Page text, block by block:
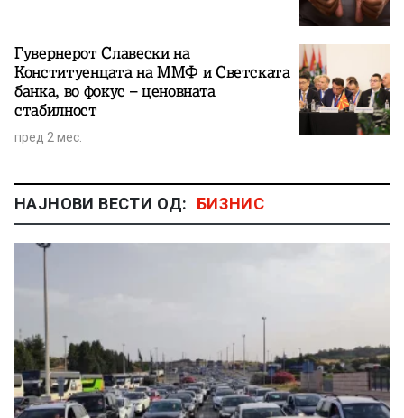
Гувернерот Славески на
Конституенцата на ММФ и Светската
банка, во фокус – ценовната
стабилност
пред 2 мес.
НАЈНОВИ ВЕСТИ ОД: БИЗНИС